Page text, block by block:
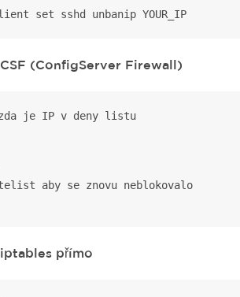
set sshd unbanip YOUR_IP
(ConfigServer Firewall)
je IP v deny listu
aby se znovu neblokovalo
přímo